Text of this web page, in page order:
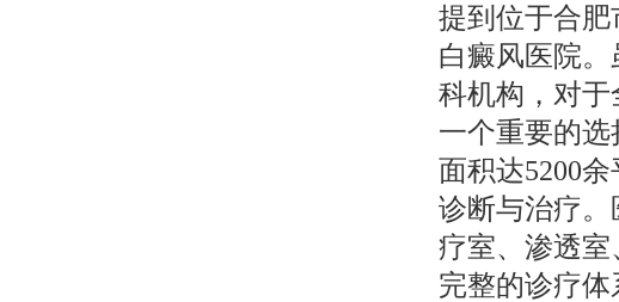
提到位于合
白癜风医院
科机构，对
一个重要的
面积达5200
诊断与治疗
疗室、渗透
完整的诊疗